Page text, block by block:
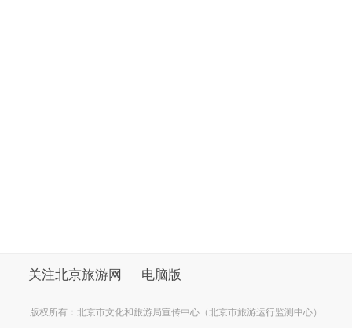
关注北京旅游网 电脑版
版权所有：北京市文化和旅游局宣传中心（北京市旅游运行监测中心）